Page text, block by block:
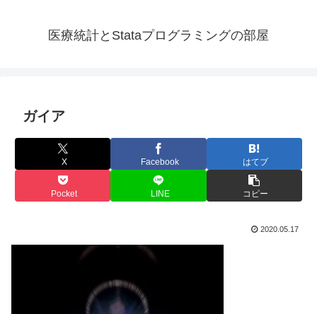
医療統計とStataプログラミングの部屋
ガイア
X Facebook はてブ
Pocket LINE コピー
2020.05.17